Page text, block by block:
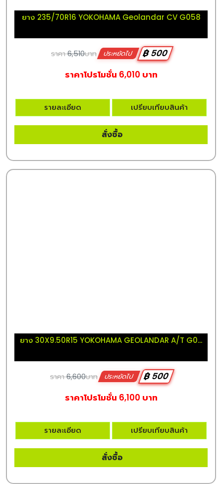
ยาง 235/70R16 YOKOHAMA Geolandar CV G058
ราคา6,510บาท ประหยัดไป
฿ 500
ราคาโปรโมชั่น 6,010 บาท
รายละเอียด เปรียบเทียบสินค้า
สั่งซื้อ
ยาง 30X9.50R15 YOKOHAMA GEOLANDAR A/T G0...
ราคา6,600บาท ประหยัดไป
฿ 500
ราคาโปรโมชั่น 6,100 บาท
รายละเอียด เปรียบเทียบสินค้า
สั่งซื้อ